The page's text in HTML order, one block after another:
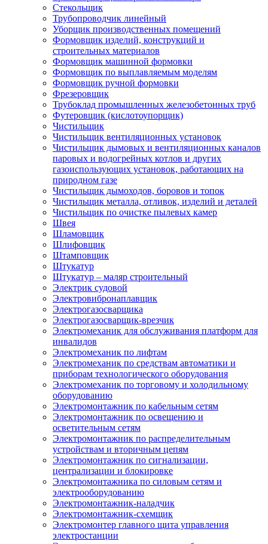
Стекольщик
Трубопроводчик линейный
Уборщик производственных помещений
Формовщик изделий, конструкций и
строительных материалов
Формовщик машинной формовки
Формовщик по выплавляемым моделям
Формовщик ручной формовки
Фрезеровщик
Трубоклад промышленных железобетонных труб
Футеровщик (кислотоупорщик)
Чистильщик
Чистильщик вентиляционных установок
Чистильщик дымовых и вентиляционных каналов
паровых и водогрейных котлов и других
газоиспользующих установок, работающих на
природном газе
Чистильщик дымоходов, боровов и топок
Чистильщик металла, отливок, изделий и деталей
Чистильщик по очистке пылевых камер
Швея
Шламовщик
Шлифовщик
Штамповщик
Штукатур
Штукатур – маляр строительный
Электрик судовой
Электровибронаплавщик
Электрогазосварщика
Электрогазосварщик-врезчик
Электромеханик для обслуживания платформ для
инвалидов
Электромеханик по лифтам
Электромеханик по средствам автоматики и
приборам технологического оборудования
Электромеханик по торговому и холодильному
оборудованию
Электромонтажник по кабельным сетям
Электромонтажник по освещению и
осветительным сетям
Электромонтажник по распределительным
устройствам и вторичным цепям
Электромонтажник по сигнализации,
централизации и блокировке
Электромонтажника по силовым сетям и
электрооборудованию
Электромонтажник-наладчик
Электромонтажник-схемщик
Электромонтер главного щита управления
электростанции